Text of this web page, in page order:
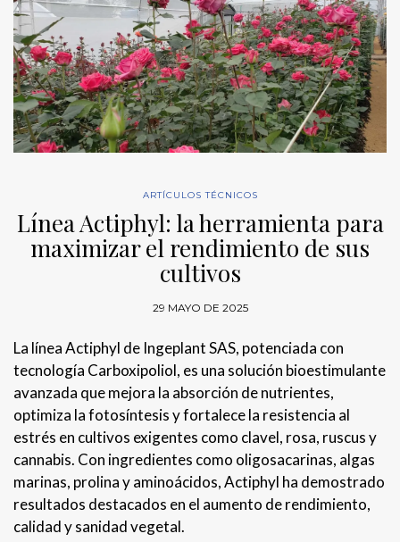
ARTÍCULOS TÉCNICOS
Línea Actiphyl: la herramienta para
maximizar el rendimiento de sus
cultivos
29 MAYO DE 2025
La línea Actiphyl de Ingeplant SAS, potenciada con
tecnología Carboxipoliol, es una solución bioestimulante
avanzada que mejora la absorción de nutrientes,
optimiza la fotosíntesis y fortalece la resistencia al
estrés en cultivos exigentes como clavel, rosa, ruscus y
cannabis. Con ingredientes como oligosacarinas, algas
marinas, prolina y aminoácidos, Actiphyl ha demostrado
resultados destacados en el aumento de rendimiento,
calidad y sanidad vegetal.